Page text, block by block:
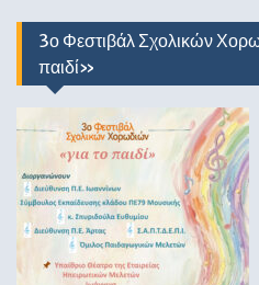
3ο Φεστιβάλ Σχολικών
παιδί»